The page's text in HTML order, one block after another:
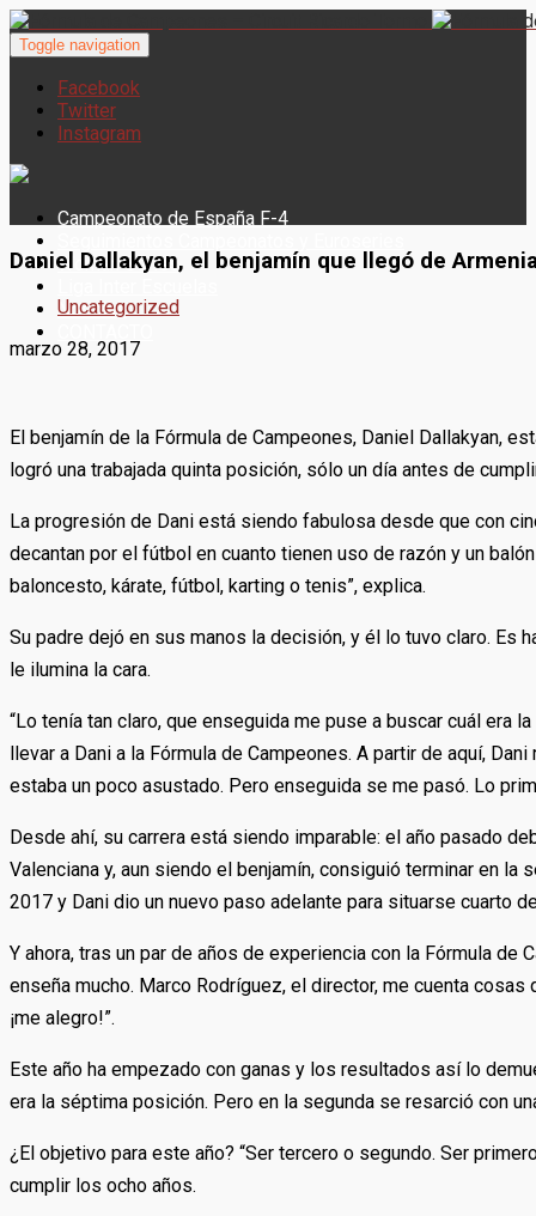
Toggle navigation
Facebook
Twitter
Instagram
Campeonato de España F-4
Woman Series
Noticias
Daniel Dallakyan, el benjamín que llegó de
Uncategorized
marzo 28, 2017
El benjamín de la Fórmula de Campeones, Daniel Dallakyan,
logró una trabajada quinta posición, sólo un día antes de
La progresión de Dani está siendo fabulosa desde que con
decantan por el fútbol en cuanto tienen uso de razón y un
baloncesto, kárate, fútbol, karting o tenis”, explica.
Su padre dejó en sus manos la decisión, y él lo tuvo claro. Es
le ilumina la cara.
“Lo tenía tan claro, que enseguida me puse a buscar cuál era
llevar a Dani a la Fórmula de Campeones. A partir de aquí,
estaba un poco asustado. Pero enseguida se me pasó. Lo
Desde ahí, su carrera está siendo imparable: el año pasado
Valenciana y, aun siendo el benjamín, consiguió terminar en
2017 y Dani dio un nuevo paso adelante para situarse cuarto
Y ahora, tras un par de años de experiencia con la Fórmula
enseña mucho. Marco Rodríguez, el director, me cuenta
¡me alegro!”.
Este año ha empezado con ganas y los resultados así lo
era la séptima posición. Pero en la segunda se resarció con
¿El objetivo para este año? “Ser tercero o segundo. Ser
cumplir los ocho años.